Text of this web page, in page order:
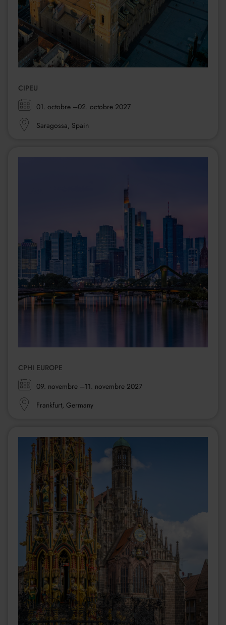
CIPEU
Zeitraum:01. octobre –02. octobre 2027
Ort:
Saragossa, Spain
CPHI EUROPE
Zeitraum:09. novembre –11. novembre 2027
Ort:
Frankfurt, Germany